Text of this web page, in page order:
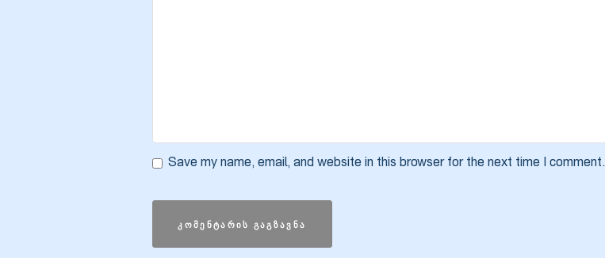
Save my name, email, and website in this browser for the next time I comment.